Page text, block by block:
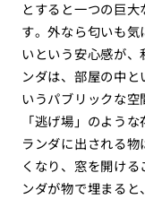
とすると一つの巨
す。外なら匂いも
いという安心感が
ンダは、部屋の中
いうパブリックな
「逃げ場」のよう
ランダに出される
くなり、窓を開け
ンダが物で埋まる